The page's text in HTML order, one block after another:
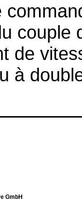
couple
de
à
GmbH